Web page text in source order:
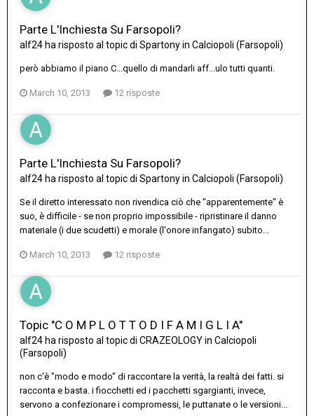
Parte L'Inchiesta Su Farsopoli?
alf24 ha risposto al topic di Spartonyin Calciopoli (Farsopoli)
però abbiamo il piano C...quello di mandarli aff...ulo tutti quanti.
March 10, 2013 12 risposte
Parte L'Inchiesta Su Farsopoli?
alf24 ha risposto al topic di Spartonyin Calciopoli (Farsopoli)
Se il diretto interessato non rivendica ciò che "apparentemente" è
suo, è difficile - se non proprio impossibile - ripristinare il danno
materiale (i due scudetti) e morale (l'onore infangato) subito...
March 10, 2013 12 risposte
Topic "C O M P L O T T O D I F A M I G L I A"
alf24 ha risposto al topic di CRAZEOLOGYin Calciopoli
(Farsopoli)
non c'è "modo e modo" di raccontare la verità, la realtà dei fatti. si
racconta e basta. i fiocchetti ed i pacchetti sgargianti, invece,
servono a confezionare i compromessi, le puttanate o le versioni...